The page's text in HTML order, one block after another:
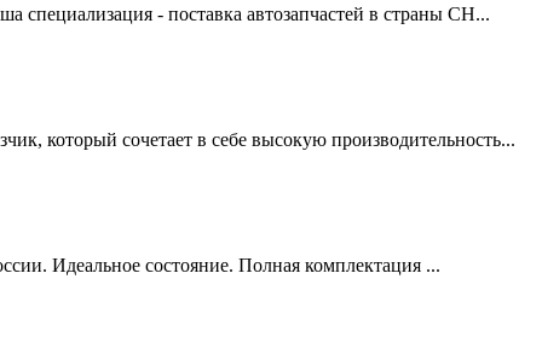
- поставка автозапчастей в страны СН...
который сочетает в себе высокую производительность...
Идеальное состояние. Полная комплектация ...